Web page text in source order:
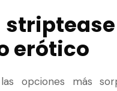
erótico
opciones más